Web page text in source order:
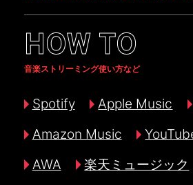
HOW TO
音楽ストリーミング使い方など
Spotify Apple Music
Amazon Music
AWA
楽天ミュージック